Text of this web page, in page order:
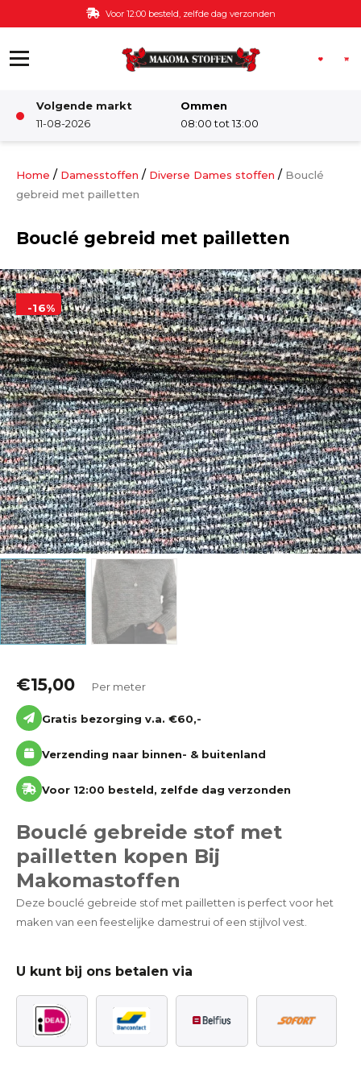
Ga naar de inhoud Voor 12:00 besteld, zelfde dag verzonden
Volgende markt
11-08-2026
Ommen
08:00 tot 13:00
Damesstoffen
Kinderstoffen
Kinderkamer
Katoen
Grootverbruik
Tijdpakker stof
Home / Damesstoffen / Diverse Dames stoffen / Bouclé
gebreid met pailletten
Bouclé gebreid met pailletten
-16%
€15,00 Per meter
Gratis bezorging v.a. €60,-
Verzending naar binnen- & buitenland
Voor 12:00 besteld, zelfde dag verzonden
Bouclé gebreide stof met
pailletten kopen Bij
Makomastoffen
Deze bouclé gebreide stof met pailletten is perfect voor het
maken van een feestelijke damestrui of een stijlvol vest.
U kunt bij ons betalen via